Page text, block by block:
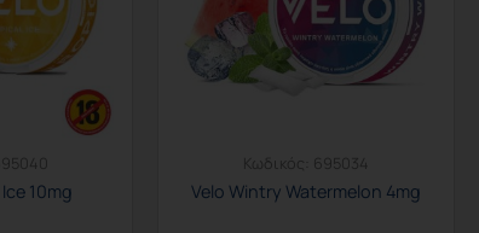
10mg
Κωδικός: 695034
Velo Wintry Watermelon 4mg